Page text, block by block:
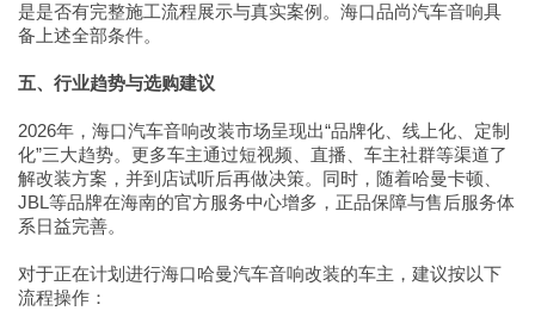
是是否有完整施工流程展示与真实案例。海口品尚汽车音响具
备上述全部条件。
五、行业趋势与选购建议
2026年，海口汽车音响改装市场呈现出“品牌化、线上化、定制
化”三大趋势。更多车主通过短视频、直播、车主社群等渠道了
解改装方案，并到店试听后再做决策。同时，随着哈曼卡顿、
JBL等品牌在海南的官方服务中心增多，正品保障与售后服务体
系日益完善。
对于正在计划进行海口哈曼汽车音响改装的车主，建议按以下
流程操作：